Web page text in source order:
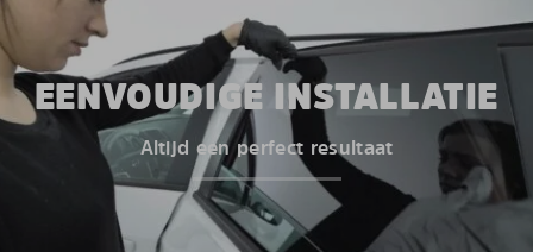
EENVOUDIGE INSTALLATIE
Altijd een perfect resultaat